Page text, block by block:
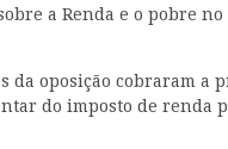
a Renda e o pobre
da oposição cobraram a
do imposto de renda